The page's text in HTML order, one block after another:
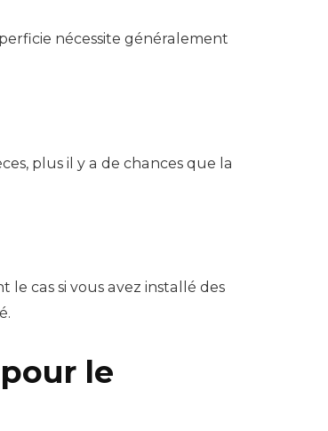
nécessite généralement
plus il y a de chances que la
le cas si vous avez installé des
le